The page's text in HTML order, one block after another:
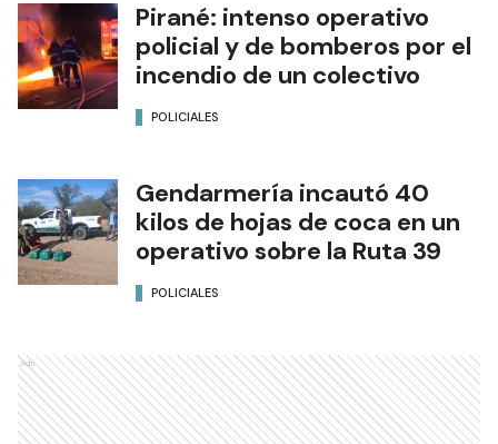
Pirané: intenso operativo
policial y de bomberos por el
incendio de un colectivo
POLICIALES
Gendarmería incautó 40
kilos de hojas de coca en un
operativo sobre la Ruta 39
POLICIALES
Ads